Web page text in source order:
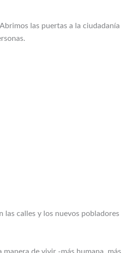
las puertas a la ciudadanía
las calles y los nuevos pobladores